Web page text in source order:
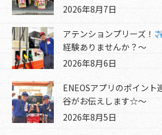
2026年8月7日
アテンションプリーズ！
経験ありませんか？～
2026年8月6日
ENEOSアプリのポイン
谷がお伝えします☆～
2026年8月5日